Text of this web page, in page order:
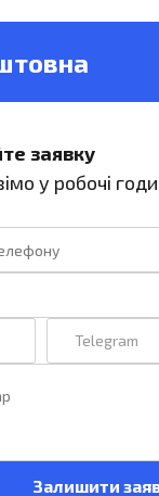
заявку
у робочі
Telegram
Залишити